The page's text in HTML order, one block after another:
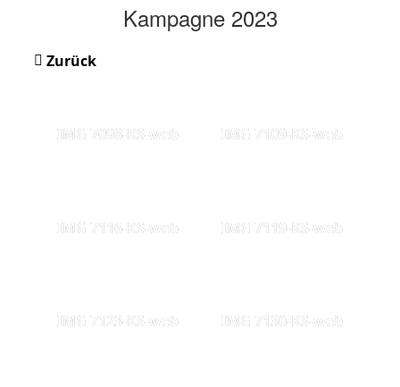
Kampagne 2023
Zurück
IMG 7098-KS-web IMG 7109-KS-web
IMG 7116-KS-web IMG 7119-KS-web
IMG 7123-KS-web IMG 7130-KS-web